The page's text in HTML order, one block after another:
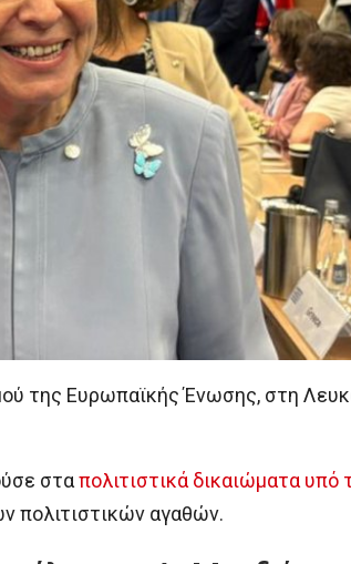
της Ευρωπαϊκής Ένωσης, στη
σταπολιτιστικά δικαιώματα υπό
πολιτιστικών αγαθών.